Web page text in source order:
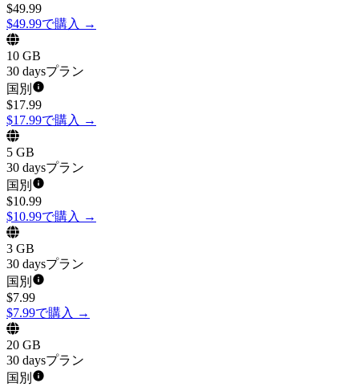
$49.99
$49.99で購入 →
10 GB
30 daysプラン
国別
$17.99
$17.99で購入 →
5 GB
30 daysプラン
国別
$10.99
$10.99で購入 →
3 GB
30 daysプラン
国別
$7.99
$7.99で購入 →
20 GB
30 daysプラン
国別